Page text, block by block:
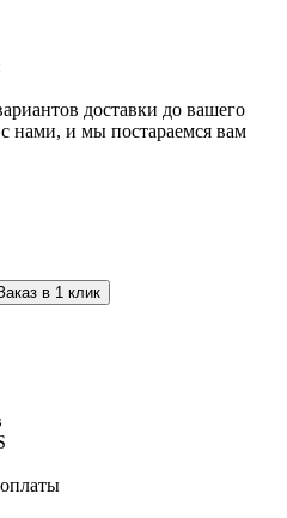
доставки до вашего
нами, и мы постараемся вам
в 1 клик